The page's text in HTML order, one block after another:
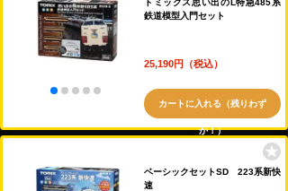
トミックス思い出のL特急485系
鉄道模型入門セット
25,190円（税込）
カートに入れる（残りわず
か！）
ベーシックセットSD 223系新快
速